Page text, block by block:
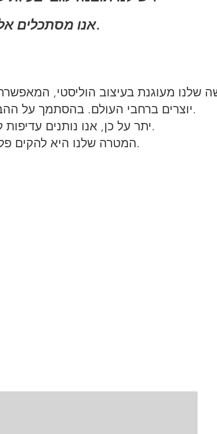
❋ אנו מסתכלים❋ אנו משקיעים הון חברתי עבור הדור הבא.
יוצרים ברחבי העולם. בהסתמך על ההבנה המקיפה שלנו בכל נושא, אנו מציעים פתרונות מותאמים והכוונה לשותפים שלנו.
יתר על כן, אנו נותנים.
המטרה שלנו היא להקים פלטפורמת מערכת אקולוגית בת קיימא שבה כל המשתתפים יכולים לשגשג.